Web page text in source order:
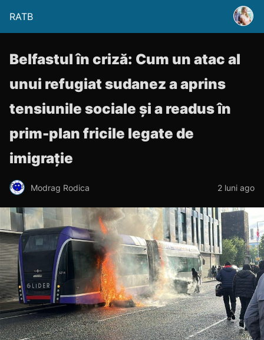
RATB
Belfastul în criză: Cum un atac al
unui refugiat sudanez a aprins
tensiunile sociale și a readus în
prim-plan fricile legate de
imigrație
Modrag Rodica 2 luni ago